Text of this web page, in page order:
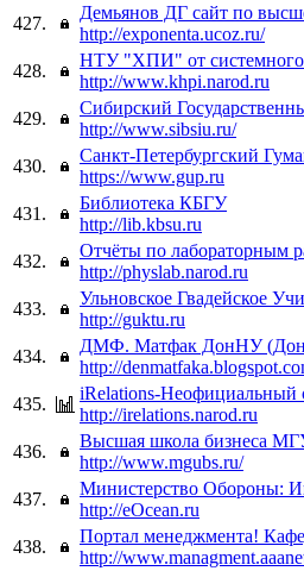
427.
Демьянов ДГ сайт по
http://exponenta.ucoz.ru/
428.
НТУ "ХПИ" от системного
http://www.khpi.narod.ru
429.
Сибирский
http://www.sibsiu.ru/
430.
Санкт-Петербургский
https://www.gup.ru
431.
Библиотека КБГУ
http://lib.kbsu.ru
432.
Отчёты по лабораторным
http://physlab.narod.ru
433.
Ульновское Гвадейское
http://guktu.ru
434.
ДМФ. Матфак ДонНУ
http://
435.
iRelations-
http://irelations.narod.ru
436.
Высшая школа бизнеса
http://www.mgubs.ru/
437.
Министерство Обороны:
http://eOcean.ru
438.
Портал менеджмента!
http://